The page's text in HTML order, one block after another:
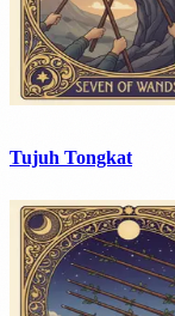
Tujuh Tongkat